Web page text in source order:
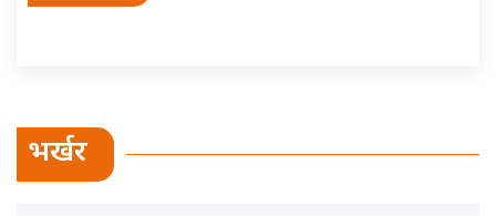
भर्खर